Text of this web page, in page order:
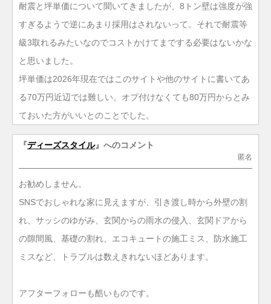
耐震と坪単価について聞いてきましたが、8トン壁は強度が強
すぎるようで逆にあまり採用はされないって。それで耐震等
級3取れるみたいなのでコストかけてまでする必要はないかな
と思いました。
坪単価は2026年現在ではこのサイトや他のサイトに書いてあ
る70万円近辺では難しい。オプ付けなくても80万円からとみ
ておいた方がいいとのことでした。
『ディーズスタイル』へのコメント
匿名
お勧めしません。
SNSでおしゃれな家に見えますが、引き渡し時から外壁の割
れ、サッシのゆがみ、玄関からの雨水の侵入、玄関ドアから
の隙間風、基礎の割れ、エコキュートの施工ミス、防水施工
ミスなど、トラブルは数えきれないほどあります。
アフターフォローも酷いものです。